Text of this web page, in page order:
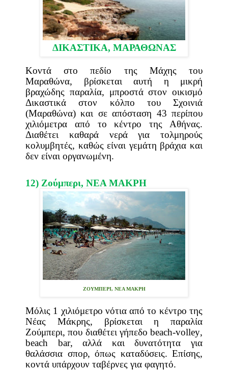
ΔΙΚΑΣΤΙΚΑ, ΜΑΡΑΘΩΝΑΣ
Κοντά στο πεδίο της Μάχης του
Μαραθώνα, βρίσκεται αυτή η μικρή
βραχώδης παραλία, μπροστά στον οικισμό
Δικαστικά στον κόλπο του Σχοινιά
(Μαραθώνα) και σε απόσταση 43 περίπου
χιλιόμετρα από το κέντρο της Αθήνας.
Διαθέτει καθαρά νερά για τολμηρούς
κολυμβητές, καθώς είναι γεμάτη βράχια και
δεν είναι οργανωμένη.
12) Ζούμπερι, ΝΕΑ ΜΑΚΡΗ
ΖΟΥΜΠΕΡΙ, ΝΕΑ ΜΑΚΡΗ
Μόλις 1 χιλιόμετρο νότια από το κέντρο της
Νέας Μάκρης, βρίσκεται η παραλία
Ζούμπερι, που διαθέτει γήπεδο beach-volley,
beach
bar, αλλά και δυνατότητα για
θαλάσσια σπορ, όπως καταδύσεις. Eπίσης,
κοντά υπάρχουν ταβέρνες για φαγητό.